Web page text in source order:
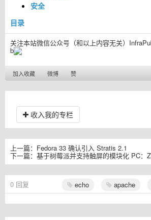
安全
目录
关注本站微信公众号（和以上内容无关）
b
加入收藏 微博 赞
收入我的专栏
上一篇： Fedora 33 确认引入 Stratis 2.1
下一篇： 基于树莓派并支持触屏的模块化 PC：
echo apache
0 回复